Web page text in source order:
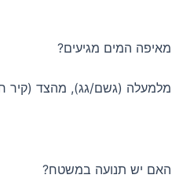
מאיפה המים מגיעים?
מלמעלה (גשם/גג), מהצד (קיר
האם יש תנועה במשטח?